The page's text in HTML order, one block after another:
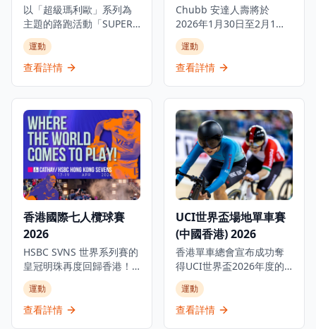
以「超級瑪利歐」系列為
主題的路跑活動「SUPER
MARIO: RUN TO THE
GOAL」即將於香港舉辦。
活動分別設有4公里、2公
娛樂體驗。 「超級瑪利
歐」系列的裝飾與拍照區
將會設置於活動會場與路
跑路線。 公眾報名開始頭4
天成功報名的參加者，將
獲得特別優惠。
運動
查看詳情
Chubb 安達人壽將於
2026年1月30日至2月1日
舉辦為期三日的澳網觀賽
派對，誠邀各位網球迷走
進太古坊糖廠街戶外觀賽
直播澳網精彩賽事、美食
攤位，更有網球主題互動
遊戲等豐富體驗！一連三
日，約同親朋好友享受精
彩週末，盡情投入每場扣
人心弦的比賽！作為澳洲
網球公開賽官方人壽保險
壽一直致力為客戶提供卓
越保障，並將傳承理念延
伸至體壇發展。活動亮
點：賽事直播區：超大型
戶外LED螢幕即場轉播澳網
精彩賽事；嘉年華樂趣：
網球主題遊戲、面部彩
繪、夾公仔機等親子互動
運動
查看詳情
香港國際七人欖球賽
2026
HSBC SVNS 世界系列賽的
皇冠明珠再度回歸香港！
2026年4月17至19日，全
新啟德體育園將舉辦三天
激烈賽事，共40支隊伍角
運動
查看詳情
UCI世界盃場地單車賽
(中國香港) 2026
香港單車總會宣布成功奪
得UCI世界盃2026年度的
主辦權，賽事將於2026年4
月17至19日在將軍澳香港
單車館舉行。 2026年UCI
運動
查看詳情